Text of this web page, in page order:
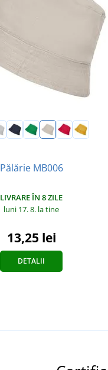
Pălărie MB006
LIVRARE ÎN 8 ZILE
luni 17. 8. la tine
13,25 lei
DETALII